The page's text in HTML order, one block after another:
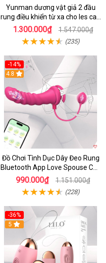
Yunman dương vật giả 2 đầu
rung điều khiển từ xa cho les cao
cấp
1.300.000₫ 1.547.000₫
(235)
-14%
4.8
Đồ Chơi Tình Dục Dây Đeo Rung
Bluetooth App Love Spouse Cho
Les
990.000₫ 1.151.000₫
(228)
-36%
5